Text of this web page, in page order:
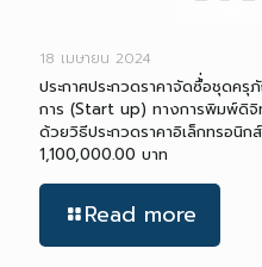
18 เมษายน 2024
ประกาศประกวดราคาจัดซื้่อชุดค
การ (Start up) ทางการพิมพ์ดิ
ด้วยวิธีประกวดราคาอิเล็กทรอนิ
1,100,000.00 บาท
Read more